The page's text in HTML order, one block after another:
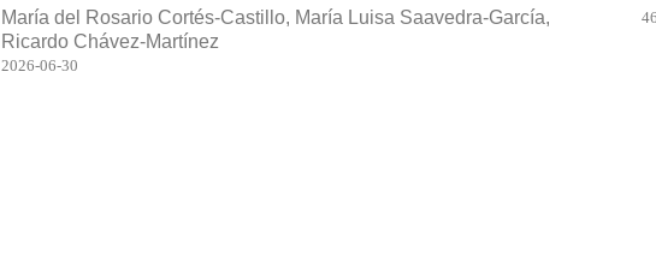
María del Rosario Cortés-Castillo, María Luisa Saavedra-García,
Ricardo Chávez-Martínez
2026-06-30